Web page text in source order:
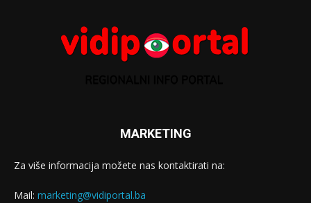
MARKETING
Za više informacija možete nas kontaktirati na:
Mail: marketing@vidiportal.ba